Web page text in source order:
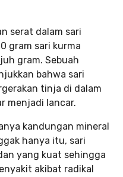
serat dalam sari
gram sari kurma
gram. Sebuah
bahwa sari
tinja di dalam
menjadi lancar.
kandungan mineral
hanya itu, sari
yang kuat sehingga
akibat radikal